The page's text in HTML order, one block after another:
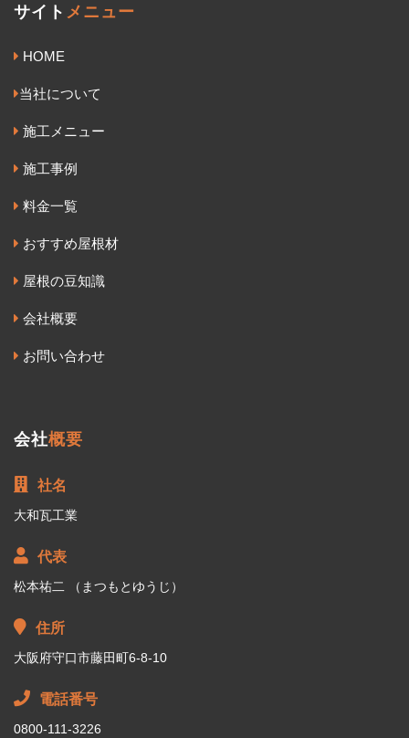
サイト メニュー
HOME
当社について
施工メニュー
施工事例
料金一覧
おすすめ屋根材
屋根の豆知識
会社概要
お問い合わせ
会社概要
社名
大和瓦工業
代表
松本祐二 （まつもとゆうじ）
住所
大阪府守口市藤田町6-8-10
電話番号
0800-111-3226